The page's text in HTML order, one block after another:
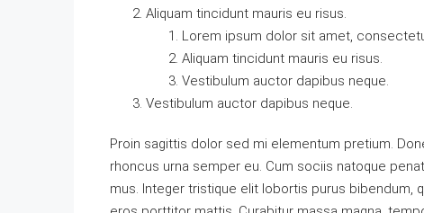
Aliquam tincidunt mauris eu risus.
Lorem ipsum dolor sit amet,
Aliquam tincidunt mauris eu risus.
Vestibulum auctor dapibus neque.
Vestibulum auctor dapibus neque.
Proin sagittis dolor sed mi elementum pretium.
rhoncus urna semper eu. Cum sociis natoque
mus. Integer tristique elit lobortis purus